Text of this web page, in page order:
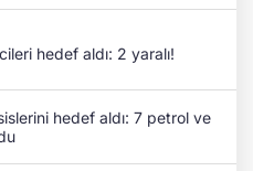
hedef aldı: 2 yaralı!
hedef aldı: 7 petrol ve